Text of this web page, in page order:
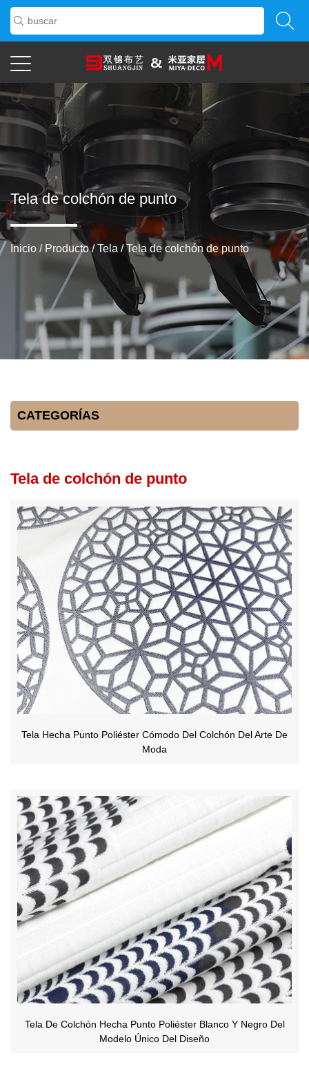
Tela de colchón de punto
Inicio / Producto/Tela /Tela de colchón de punto
CATEGORÍAS
Tela de colchón de punto
Tela Hecha Punto Poliéster Cómodo Del Colchón Del Arte De
Moda
Tela De Colchón Hecha Punto Poliéster Blanco Y Negro Del
Modelo Único Del Diseño